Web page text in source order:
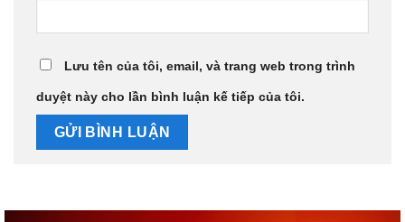
Lưu tên của tôi, email, và trang web trong trình
duyệt này cho lần bình luận kế tiếp của tôi.